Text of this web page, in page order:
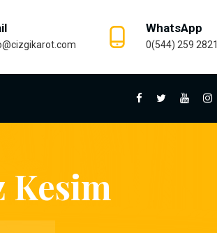
WhatsApp
0(544) 259 2821
Kesim